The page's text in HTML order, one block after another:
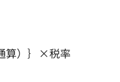
算）｝×税率